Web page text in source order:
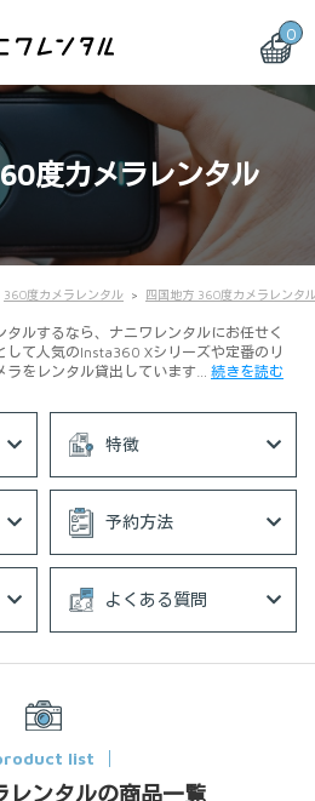
0
度カメラレンタル
360度カメラレンタル 四国地方 360度カメラレンタ
ルするなら、ナニワレンタルにお任せく
て人気のInsta360 Xシリーズや定番のリ
をレンタル貸出しています… 続きを読む
特徴
予約方法
よくある質問
list
レンタルの商品一覧